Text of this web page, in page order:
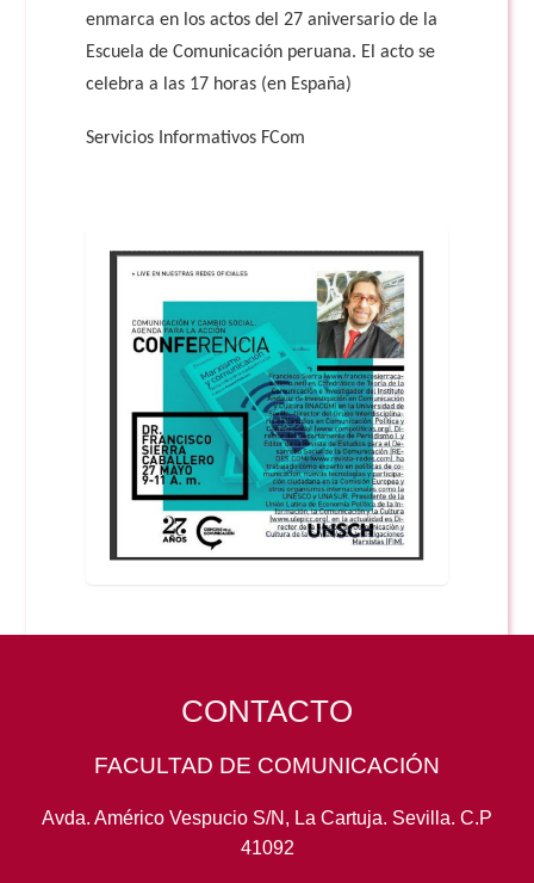
enmarca en los actos del 27 aniversario de la
Escuela de Comunicación peruana. El acto se
celebra a las 17 horas (en España)
Servicios Informativos FCom
CONTACTO
FACULTAD DE COMUNICACIÓN
Avda. Américo Vespucio S/N, La Cartuja. Sevilla. C.P
41092